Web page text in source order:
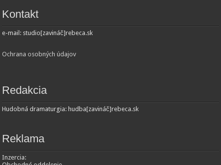
Kontakt
e-mail: studio[zavináč]rebeca.sk
Ochrana osobných údajov
Redakcia
Hudobná dramaturgia: hudba[zavináč]rebeca.sk
Reklama
Inzercia: